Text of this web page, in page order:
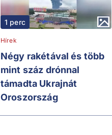
1 perc
Hírek
Négy rakétával és több
mint száz drónnal
támadta Ukrajnát
Oroszország